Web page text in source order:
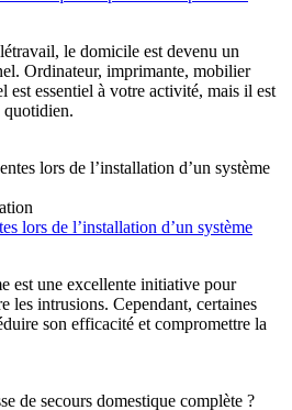
le domicile est devenu un
Ordinateur, imprimante, mobilier
est essentiel à votre activité, mais il est
quotidien.
lors de l’installation d’un système
est une excellente initiative pour
les intrusions. Cependant, certaines
son efficacité et compromettre la